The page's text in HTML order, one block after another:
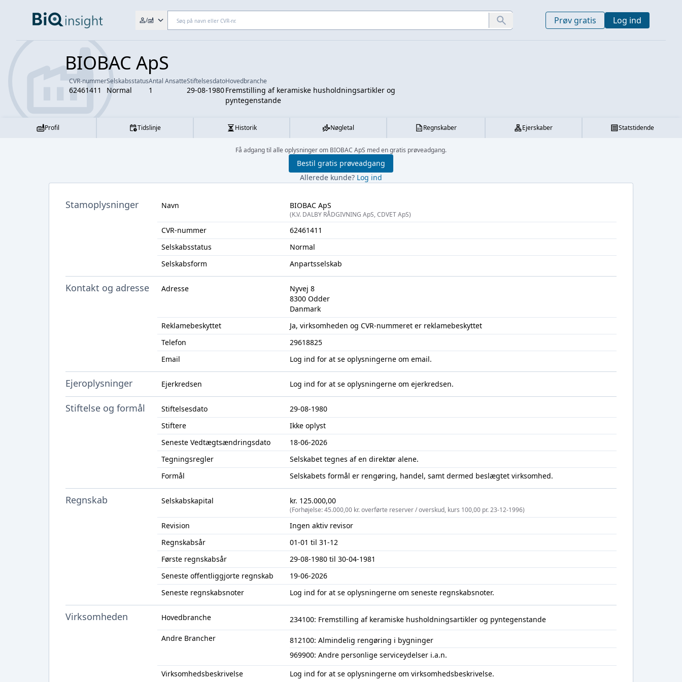
/ Prøv gratis Log ind
BIOBAC ApS
CVR-nummer
62461411
Selskabsstatus
Normal
Antal Ansatte
1
Stiftelsesdato
29-08-1980
Hovedbranche
Fremstilling af keramiske husholdningsartikler og
pyntegenstande
Profil Tidslinje Historik Nøgletal Regnskaber Ejerskaber Statstidende
Få adgang til alle oplysninger om BIOBAC ApS med en gratis prøveadgang.
Bestil gratis prøveadgang
Allerede kunde? Log ind
Stamoplysninger Navn BIOBAC ApS
(K.V. DALBY RÅDGIVNING ApS, CDVET ApS)
CVR-nummer
62461411
Selskabsstatus
Normal
Selskabsform
Anpartsselskab
Kontakt og adresse Adresse
Nyvej 8
8300 Odder
Danmark
Reklamebeskyttet
Ja, virksomheden og CVR-nummeret er reklamebeskyttet
Telefon
29618825
Email
Log ind for at se oplysningerne om email.
Ejeroplysninger Ejerkredsen Log ind for at se oplysningerne om ejerkredsen.
Stiftelse og formål Stiftelsesdato
29-08-1980
Stiftere
Ikke oplyst
Seneste Vedtægtsændringsdato
18-06-2026
Tegningsregler
Selskabet tegnes af en direktør alene.
Formål
Selskabets formål er rengøring, handel, samt dermed beslægtet virksomhed.
Regnskab Selskabskapital kr. 125.000,00
(Forhøjelse: 45.000,00 kr. overførte reserver / overskud, kurs 100,00 pr. 23-12-1996)
Revision
Ingen aktiv revisor
Regnskabsår
01-01 til 31-12
Første regnskabsår
29-08-1980 til 30-04-1981
Seneste offentliggjorte regnskab
19-06-2026
Seneste regnskabsnoter
Log ind for at se oplysningerne om seneste regnskabsnoter.
Virksomheden Hovedbranche
234100: Fremstilling af keramiske husholdningsartikler og pyntegenstande
Andre Brancher
812100: Almindelig rengøring i bygninger
969900: Andre personlige serviceydelser i.a.n.
Virksomhedsbeskrivelse
Log ind for at se oplysningerne om virksomhedsbeskrivelse.